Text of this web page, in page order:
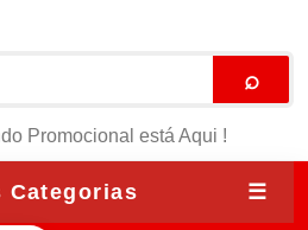
⌕
Promocional está Aqui !
Categorias ☰